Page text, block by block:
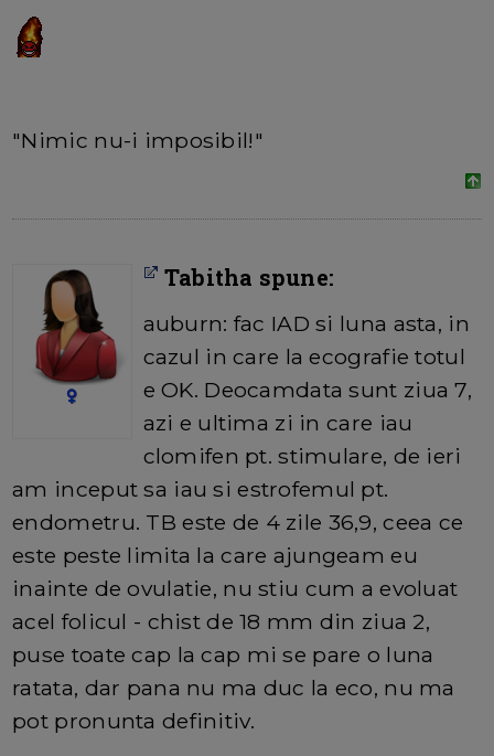
"Nimic nu-i imposibil!"
Tabitha spune:
auburn: fac IAD si luna asta, in
cazul in care la ecografie totul
e OK. Deocamdata sunt ziua 7,
azi e ultima zi in care iau
clomifen pt. stimulare, de ieri
am inceput sa iau si estrofemul pt.
endometru. TB este de 4 zile 36,9, ceea ce
este peste limita la care ajungeam eu
inainte de ovulatie, nu stiu cum a evoluat
acel folicul - chist de 18 mm din ziua 2,
puse toate cap la cap mi se pare o luna
ratata, dar pana nu ma duc la eco, nu ma
pot pronunta definitiv.